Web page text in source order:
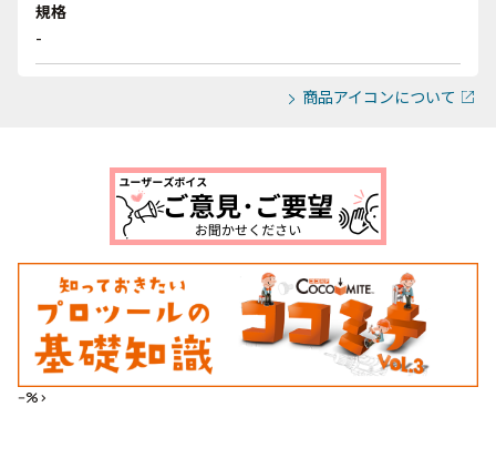
規格
-
商品アイコンについて
--%>